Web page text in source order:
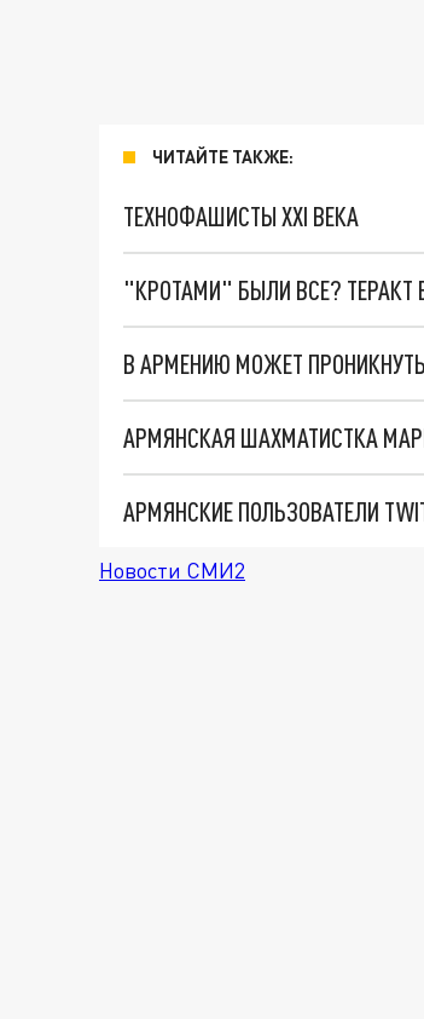
ЧИТАЙТЕ ТАКЖЕ:
ТЕХНОФАШИСТЫ XXI ВЕКА
"КРОТАМИ" БЫЛИ ВСЕ?
В АРМЕНИЮ МОЖЕТ
АРМЯНСКИЕ ПОЛЬЗОВАТЕЛИ
Новости СМИ2